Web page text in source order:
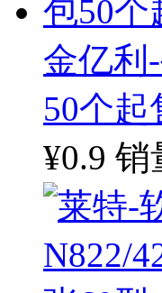
金亿利
50个起
¥0.9 销